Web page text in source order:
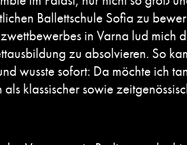
Ballettschule Sofia zu
in Varna lud mich
zu absolvieren. So
wusste sofort: Da möchte ich
klassischer sowie